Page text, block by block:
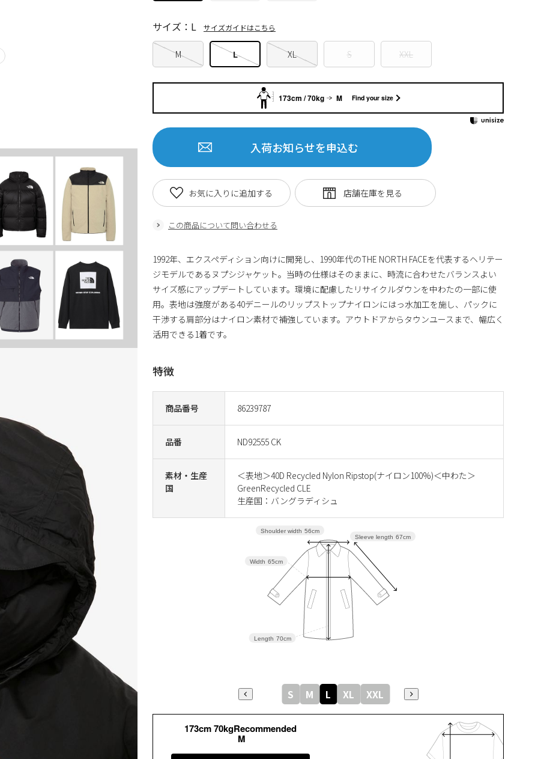
商品番号 86239787
品番 ND92555 CK
素材・生産
国
＜表地＞40D Recycled Nylon Ripstop(ナイロン100%)＜中わた＞
GreenRecycled CLE
生産国：バングラディシュ
M L XL S XXL
サイズ：L サイズガイドはこちら
入荷お知らせを申込む
この商品について問い合わせる
お気に入りに追加する
1992年、エクスペディション向けに開発し、1990年代のTHE NORTH FACEを代表するヘリテー
ジモデルであるヌプシジャケット。当時の仕様はそのままに、時流に合わせたバランスよい
サイズ感にアップデートしています。環境に配慮したリサイクルダウンを中わたの一部に使
用。表地は強度がある40デニールのリップストップナイロンにはっ水加工を施し、パックに
干渉する肩部分はナイロン素材で補強しています。アウトドアからタウンユースまで、幅広く
活用できる1着です。
特徴
173cm / 70kg M Find your size
173cm 70kgRecommended
M
Sleeve length 67cm
Length 70cm
Width 65cm
Shoulder width 56cm
S M L XL XXL